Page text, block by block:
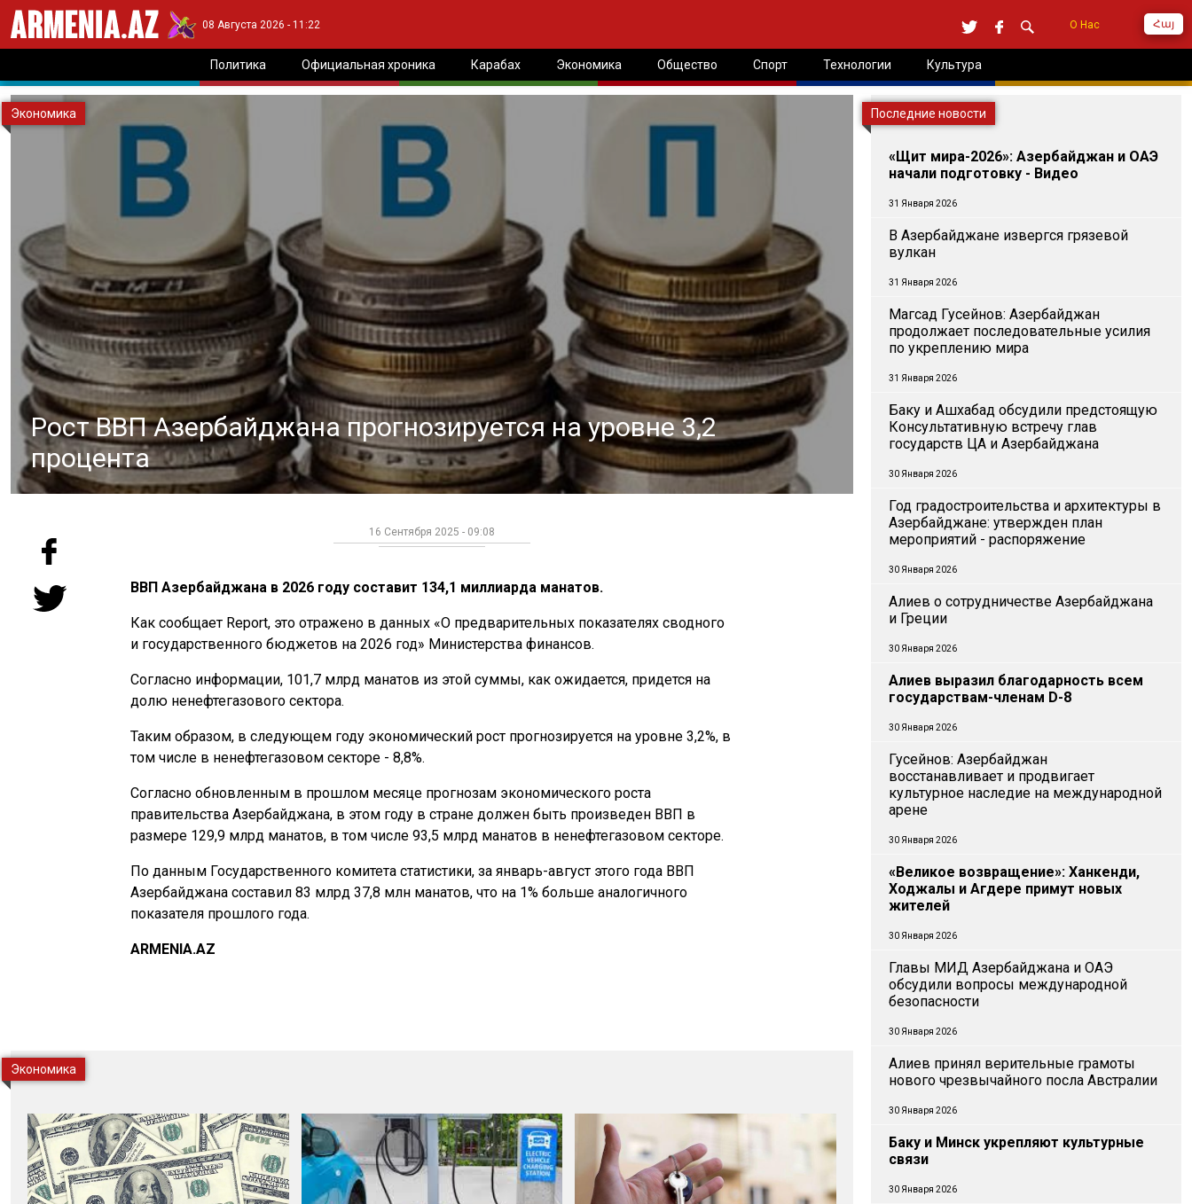
08 Августа 2026 - 11:22 Հայ
О Нас
Политика Официальная хроника Карабах Экономика Общество Спорт Технологии Культура
Рост ВВП Азербайджана прогнозируется на уровне 3,2
процента
Экономика
16 Сентября 2025 - 09:08
ВВП Азербайджана в 2026 году составит 134,1 миллиарда манатов.
Как сообщает Report, это отражено в данных «О предварительных показателях сводного
и государственного бюджетов на 2026 год» Министерства финансов.
Согласно информации, 101,7 млрд манатов из этой суммы, как ожидается, придется на
долю ненефтегазового сектора.
Таким образом, в следующем году экономический рост прогнозируется на уровне 3,2%, в
том числе в ненефтегазовом секторе - 8,8%.
Согласно обновленным в прошлом месяце прогнозам экономического роста
правительства Азербайджана, в этом году в стране должен быть произведен ВВП в
размере 129,9 млрд манатов, в том числе 93,5 млрд манатов в ненефтегазовом секторе.
По данным Государственного комитета статистики, за январь-август этого года ВВП
Азербайджана составил 83 млрд 37,8 млн манатов, что на 1% больше аналогичного
показателя прошлого года.
ARMENIA.AZ
Экономика
Последние новости
«Щит мира-2026»: Азербайджан и ОАЭ
начали подготовку - Видео
31 Января 2026
В Азербайджане извергся грязевой
вулкан
31 Января 2026
Магсад Гусейнов: Азербайджан
продолжает последовательные усилия
по укреплению мира
31 Января 2026
Баку и Ашхабад обсудили предстоящую
Консультативную встречу глав
государств ЦА и Азербайджана
30 Января 2026
Год градостроительства и архитектуры в
Азербайджане: утвержден план
мероприятий - распоряжение
30 Января 2026
Алиев о сотрудничестве Азербайджана
и Греции
30 Января 2026
Алиев выразил благодарность всем
государствам-членам D-8
30 Января 2026
Гусейнов: Азербайджан
восстанавливает и продвигает
культурное наследие на международной
арене
30 Января 2026
«Великое возвращение»: Ханкенди,
Ходжалы и Агдере примут новых
жителей
30 Января 2026
Главы МИД Азербайджана и ОАЭ
обсудили вопросы международной
безопасности
30 Января 2026
Алиев принял верительные грамоты
нового чрезвычайного посла Австралии
30 Января 2026
Баку и Минск укрепляют культурные
связи
30 Января 2026